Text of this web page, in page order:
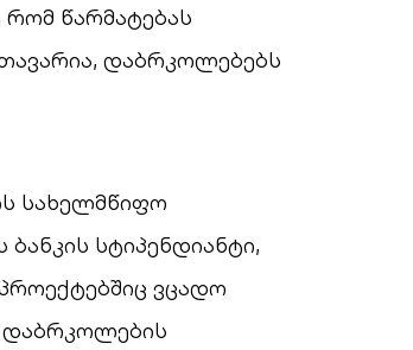
წარმატებას
დაბრკოლებებს
სახელმწიფო
სტიპენდიანტი,
ვცადო
დაბრკოლების